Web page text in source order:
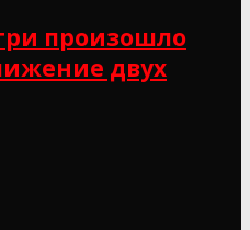
произошло
двух